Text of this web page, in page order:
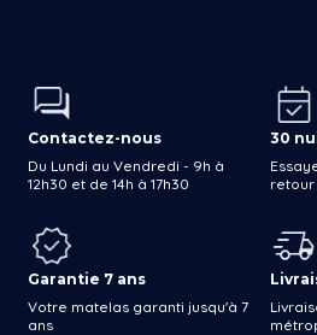
Contactez-nous
Du Lundi au Vendredi - 9h à
12h30 et de 14h à 17h30
30
Garantie 7 ans
Votre matelas garanti jusqu'à 7
ans